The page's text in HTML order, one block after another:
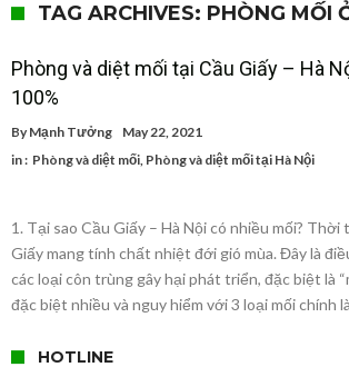
TAG ARCHIVES: PHÒNG MỐI
Phòng và diệt mối tại Cầu Giấy – Hà
100%
By Mạnh Tưởng
May 22, 2021
in : Phòng và diệt mối, Phòng và diệt mối tại Hà Nội
1. Tại sao Cầu Giấy – Hà Nội có nhiều mối?
Giấy mang tính chất nhiệt đới gió mùa. Đây là
các loại côn trùng gây hại phát triển, đặc biệt là
đặc biệt nhiều và nguy hiểm với 3 loại mối chính
HOTLINE